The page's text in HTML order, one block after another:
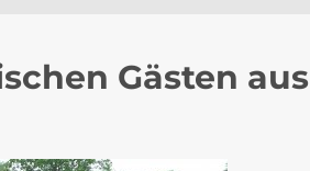
Gästen aus